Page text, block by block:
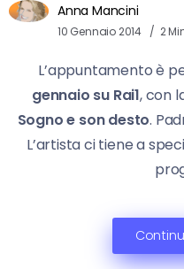
Anna Mancini
10 Gennaio 2014 2
L’appuntamento è
gennaio su Rai1, con
Sogno e son desto.
L’artista ci tiene a